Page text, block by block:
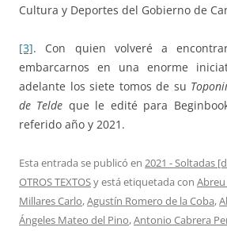
Cultura y Deportes del Gobierno de
[3]. Con quien volveré a
embarcarnos en una enorme
adelante los siete tomos de su
de Telde que le edité para
referido año y 2021.
Esta entrada se publicó en 2021 - Soltadas
OTROS TEXTOSy está etiquetada con
Millares Carlo,Agustín Romero de la Coba,
Ángeles Mateo del Pino,Antonio Cabrera